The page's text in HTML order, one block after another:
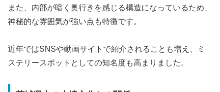
また、内部が暗く奥行きを感じる構造になっているため、
神秘的な雰囲気が強い点も特徴です。
近年ではSNSや動画サイトで紹介されることも増え、ミ
ステリースポットとしての知名度も高まりました。